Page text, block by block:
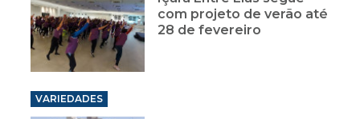
com projeto de verão até
28 de fevereiro
VARIEDADES